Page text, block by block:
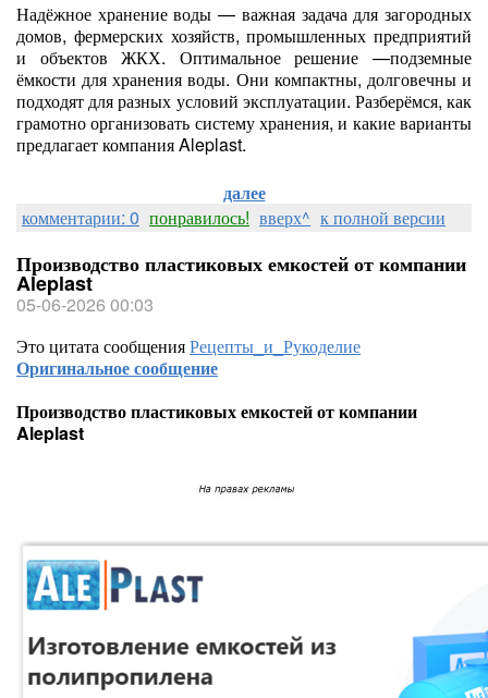
Надёжное хранение воды — важная задача для загородных
домов, фермерских хозяйств, промышленных предприятий
и объектов ЖКХ. Оптимальное решение —подземные
ёмкости для хранения воды. Они компактны, долговечны и
подходят для разных условий эксплуатации. Разберёмся, как
грамотно организовать систему хранения, и какие варианты
предлагает компания Aleplast.
далее
комментарии: 0 понравилось! вверх^ к полной версии
Производство пластиковых емкостей от компании
Aleplast
05-06-2026 00:03
Это цитата сообщенияРецепты_и_Рукоделие
Оригинальное сообщение
Производство пластиковых емкостей от компании
Aleplast